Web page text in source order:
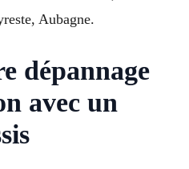
Aubagne.
dépannage
avec un